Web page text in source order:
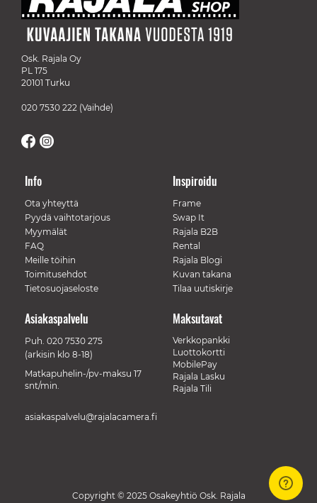
Osk. Rajala Oy
PL 175
20101 Turku
020 7530 222 (Vaihde)
Info
Ota yhteyttä
Pyydä vaihtotarjous
Myymälät
FAQ
Meille töihin
Toimitusehdot
Tietosuojaseloste
Inspiroidu
Frame
Swap It
Rajala B2B
Rental
Rajala Blogi
Kuvan takana
Tilaa uutiskirje
Maksutavat
Verkkopankki
Luottokortti
MobilePay
Rajala Lasku
Rajala Tili
Asiakaspalvelu
Puh. 020 7530 275
(arkisin klo 8-18)
Matkapuhelin-/pv-maksu 17
snt/min.
asiakaspalvelu@rajalacamera.fi
Copyright © 2025 Osakeyhtiö Osk. Rajala